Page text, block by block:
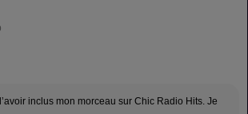
inclus mon morceau sur Chic Radio Hits. Je